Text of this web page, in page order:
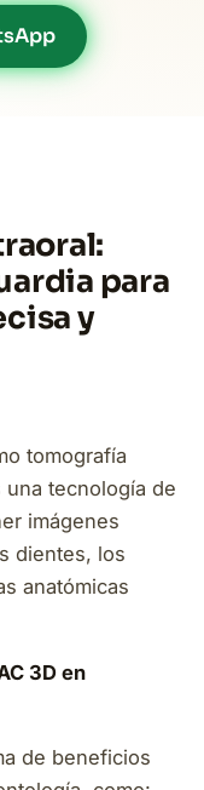
para
y
tomografía
tecnología de
imágenes
dientes, los
anatómicas
3D en
de beneficios